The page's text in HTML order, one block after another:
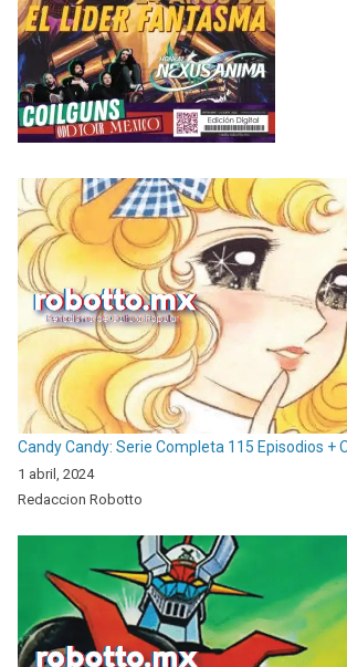
Candy Candy: Serie Completa 115 Episodios +
1 abril, 2024
Redaccion Robotto